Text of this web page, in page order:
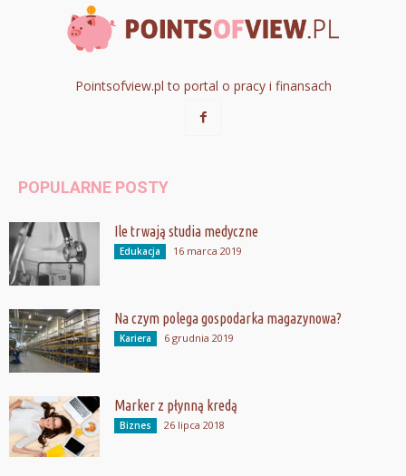
Pointsofview.pl to portal o pracy i finansach
POPULARNE POSTY
Ile trwają studia medyczne
Edukacja 16 marca 2019
Na czym polega gospodarka magazynowa?
Kariera 6 grudnia 2019
Marker z płynną kredą
Biznes 26 lipca 2018